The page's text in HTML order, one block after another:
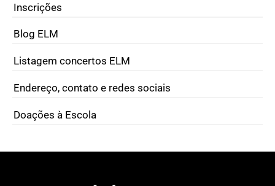
Inscrições
Blog ELM
Listagem concertos ELM
Endereço, contato e redes sociais
Doações à Escola